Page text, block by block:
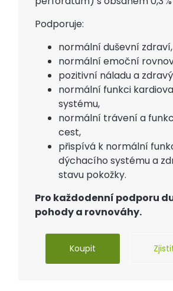
Podporuje:
normální duševní zdraví,
normální emoční
pozitivní náladu a
normální funkci
systému,
normální trávení a
cest,
přispívá k normální
dýchacího systému a
stavu pokožky.
Pro každodenní podporu
pohody a rovnováhy.
Koupit